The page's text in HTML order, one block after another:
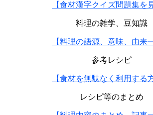
【食材漢字クイズ問題集を
料理の雑学、豆知識
【料理の語源、意味、由来
参考レシピ
【食材を無駄なく利用する
レシピ等のまとめ